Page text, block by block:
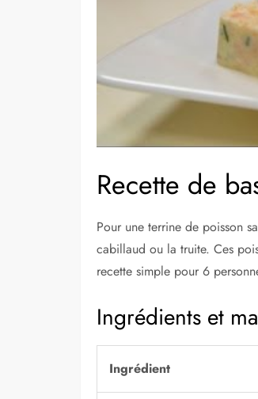
Recette de
Pour une terrine de poisson
cabillaud ou la truite. Ces
recette simple pour 6
Ingrédients et
Ingrédient